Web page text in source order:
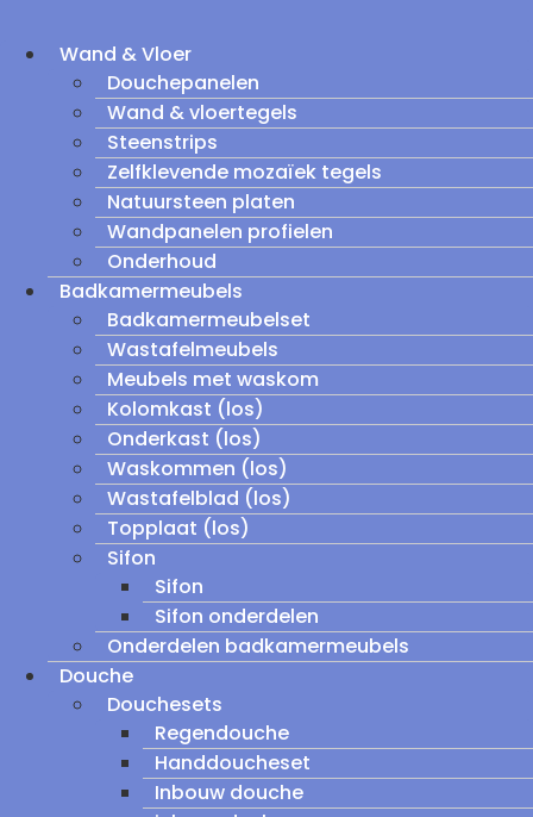
Wand & Vloer
Douchepanelen
Wand & vloertegels
Steenstrips
Zelfklevende mozaïek tegels
Natuursteen platen
Wandpanelen profielen
Onderhoud
Badkamermeubels
Badkamermeubelset
Wastafelmeubels
Meubels met waskom
Kolomkast (los)
Onderkast (los)
Waskommen (los)
Wastafelblad (los)
Topplaat (los)
Sifon
Sifon
Sifon onderdelen
Onderdelen badkamermeubels
Douche
Douchesets
Regendouche
Handdoucheset
Inbouw douche